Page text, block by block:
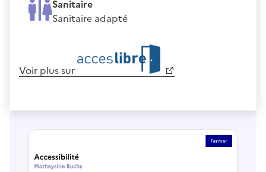
Sanitaire
Sanitaire adapté
Voir plus sur